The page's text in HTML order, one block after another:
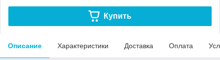
Купить
Описание Характеристики Доставка Оплата